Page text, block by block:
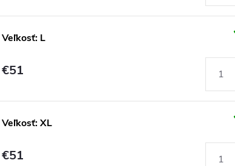
Veľkosť: L
€51
Veľkosť: XL
€51